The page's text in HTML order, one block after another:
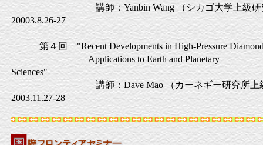
講師：Yanbin Wang （シカゴ大学
20003.8.26-27
第４回 "Recent Developments in High-Pressure Diamond
Applications to Earth and Planetary
Sciences"
講師：Dave Mao （カーネギー研究所上
2003.11.27-28